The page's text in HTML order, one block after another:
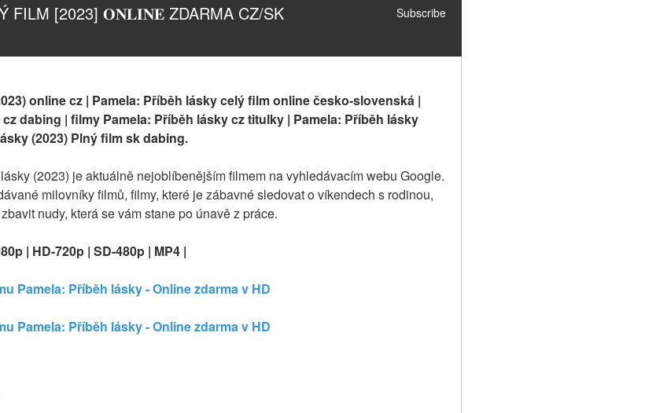
FILM [2023] 𝐎𝐍𝐋𝐈𝐍𝐄 ZDARMA CZ/SK
Subscribe
online cz | Pamela: Příběh lásky celý film online česko-slovenská |
dabing | filmy Pamela: Příběh lásky cz titulky | Pamela: Příběh lásky
(2023) Plný film sk dabing.
(2023) je aktuálně nejoblíbenějším filmem na vyhledávacím webu Google.
milovníky filmů, filmy, které je zábavné sledovat o víkendech s rodinou,
nudy, která se vám stane po únavě z práce.
| HD-720p | SD-480p | MP4 |
Pamela: Příběh lásky - Online zdarma v HD
Pamela: Příběh lásky - Online zdarma v HD